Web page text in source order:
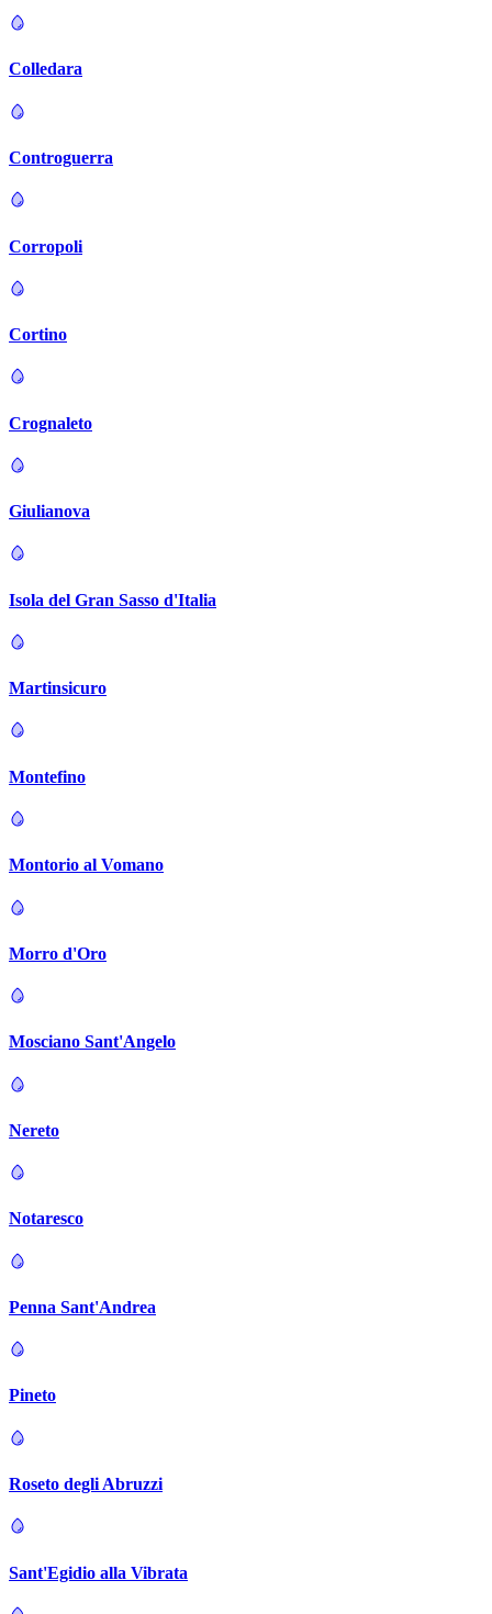
Colledara
Controguerra
Corropoli
Cortino
Crognaleto
Giulianova
Isola del Gran Sasso d'Italia
Martinsicuro
Montefino
Montorio al Vomano
Morro d'Oro
Mosciano Sant'Angelo
Nereto
Notaresco
Penna Sant'Andrea
Pineto
Roseto degli Abruzzi
Sant'Egidio alla Vibrata